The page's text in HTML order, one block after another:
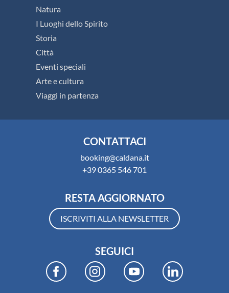
Natura
I Luoghi dello Spirito
Storia
Città
Eventi speciali
Arte e cultura
Viaggi in partenza
CONTATTACI
booking@caldana.it
+39 0365 546 701
RESTA AGGIORNATO
ISCRIVITI ALLA NEWSLETTER
SEGUICI